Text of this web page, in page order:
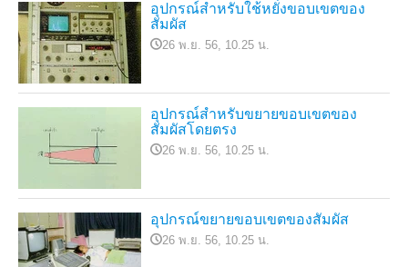
อุปกรณ์สำหรับใช้หยั่งขอบเขตของ
สัมผัส
26 พ.ย. 56, 10.25 น.
อุปกรณ์สำหรับขยายขอบเขตของ
สัมผัสโดยตรง
26 พ.ย. 56, 10.25 น.
อุปกรณ์ขยายขอบเขตของสัมผัส
26 พ.ย. 56, 10.25 น.